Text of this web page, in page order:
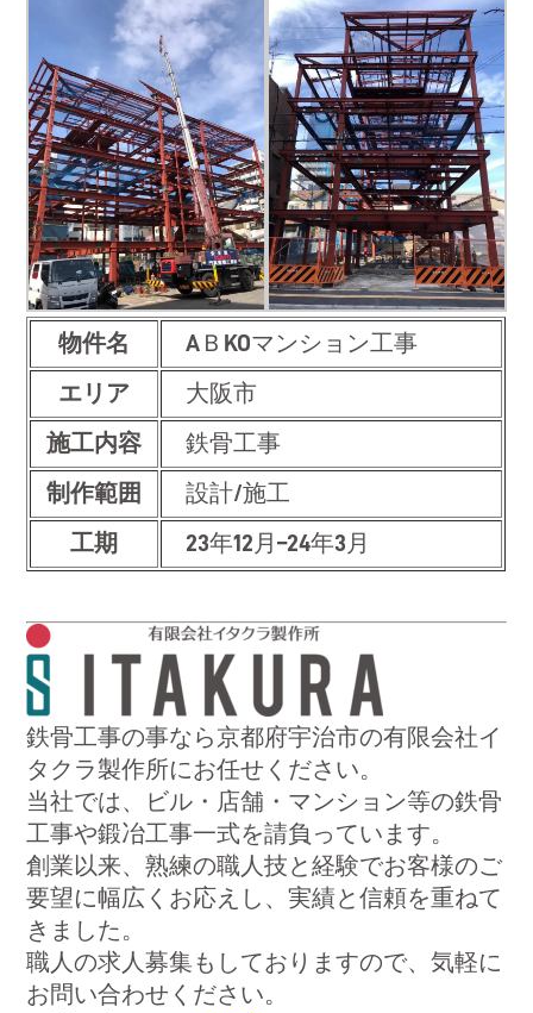
物件名 AＢKOマンション工事
エリア 大阪市
施工内容 鉄骨工事
制作範囲 設計/施工
工期 23年12月–24年3月
鉄骨工事の事なら京都府宇治市の有限会社イ
タクラ製作所にお任せください。
当社では、ビル・店舗・マンション等の鉄骨
工事や鍛冶工事一式を請負っています。
創業以来、熟練の職人技と経験でお客様のご
要望に幅広くお応えし、実績と信頼を重ねて
きました。
職人の求人募集もしておりますので、気軽に
お問い合わせください。